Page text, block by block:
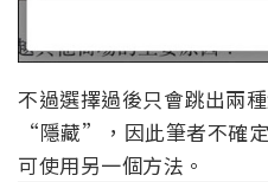
不過選擇過後只會跳出兩
“隱藏”，因此筆者不確
可使用另一個方法。